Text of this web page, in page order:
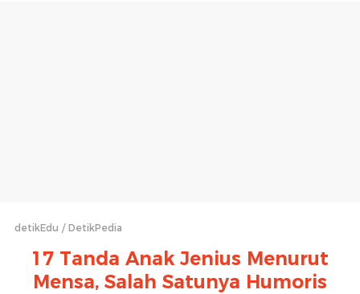
detikEdu DetikPedia
17 Tanda Anak Jenius Menurut
Mensa, Salah Satunya Humoris